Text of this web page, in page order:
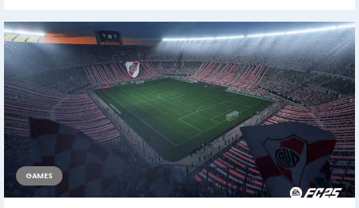
GAMES